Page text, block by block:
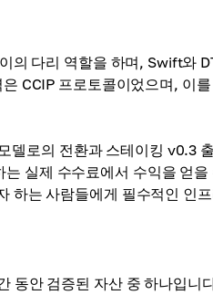
의 다리 역할을 하며, Swift와
CCIP 프로토콜이었으며, 이
델로의 전환과 스테이킹 v0.3
실제 수수료에서 수익을 얻
하는 사람들에게 필수적인 인
동안 검증된 자산 중 하나입니